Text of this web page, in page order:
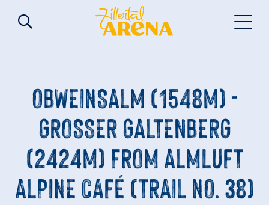
OBWEINSALM (1548M) -
GROSSER GALTENBERG (
2424M) FROM ALMLUFT A
LPINE CAFÉ (TRAIL NO. 38)